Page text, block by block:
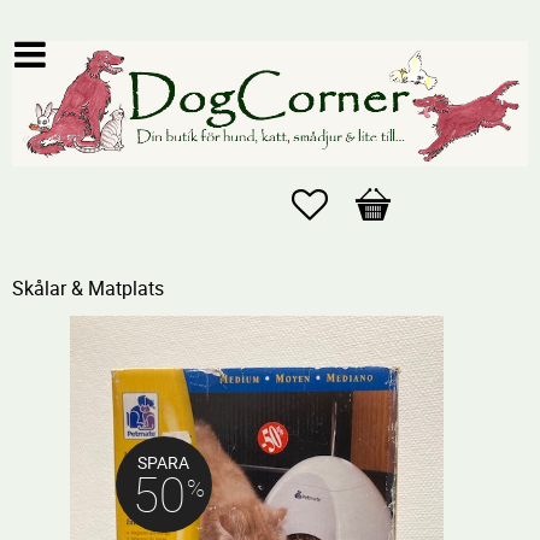
Favoriter
Kundvagn
Skålar & Matplats
SPARA
50%